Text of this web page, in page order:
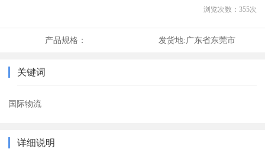
浏览次数： 355次
产品规格： 发货地:广东省东莞市
关键词
国际物流
详细说明